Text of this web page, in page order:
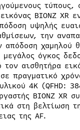
τύπους,
BIONZ XR
υψηλής
την
χαμηλού
όγκος
τον αισθητήρα
πραγματικό
4K (QFHD:
BIONZ XR
στη βελτίωση
της AF.